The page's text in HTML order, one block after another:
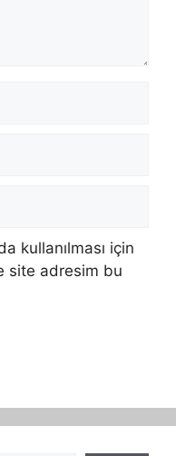
kullanılması için
site adresim bu